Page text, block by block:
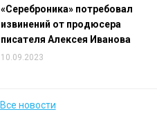
«Сереброника» потребовал
извинений от продюсера
писателя Алексея Иванова
10.09.2023
Все новости